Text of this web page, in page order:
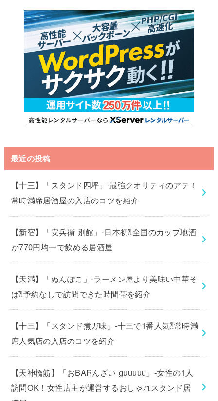
最近の投稿
【十三】「スタンド四坪」-最強クオリティのアテ！
常時満席居酒屋の入店のコツを紹介
【新宿】「安兵衛 別館」-日本初⁈全国のカップ地酒
が770円均一で飲める居酒屋
【天満】「ぬんぽこ」-ラーメン屋より美味い中華そ
ば⁈予約なしで訪問できた時間帯を紹介
【十三】「スタンド煮ガ味」-十三で1番人気⁈常時満
席人気店の入店のコツを紹介
【天神橋筋】「おBARんざい guuuuu」-女性の1人
訪問OK！女性店主が運営するおしゃれスタンド居